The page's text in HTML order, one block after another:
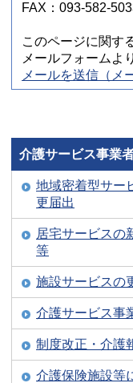
FAX：093-582-
このページに関す
メールフォームよ
メールを送信（メ
介護サービス事業
地域密着型サー
更届出
居宅サービスの
等
施設サービスの
介護サービス事
制度改正・介護
介護保険施設等